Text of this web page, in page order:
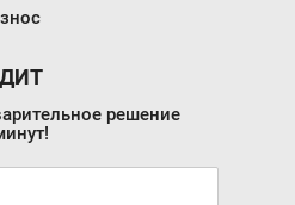
решение